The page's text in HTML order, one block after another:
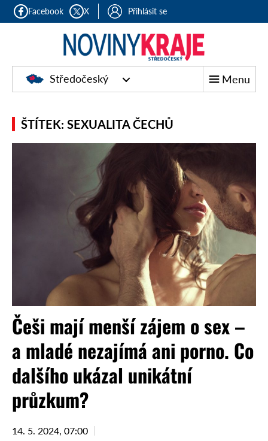
Facebook X Přihlásit se
Středočeský Menu
ŠTÍTEK: SEXUALITA ČECHŮ
Češi mají menší zájem o sex –
a mladé nezajímá ani porno. Co
dalšího ukázal unikátní
průzkum?
14. 5. 2024, 07:00